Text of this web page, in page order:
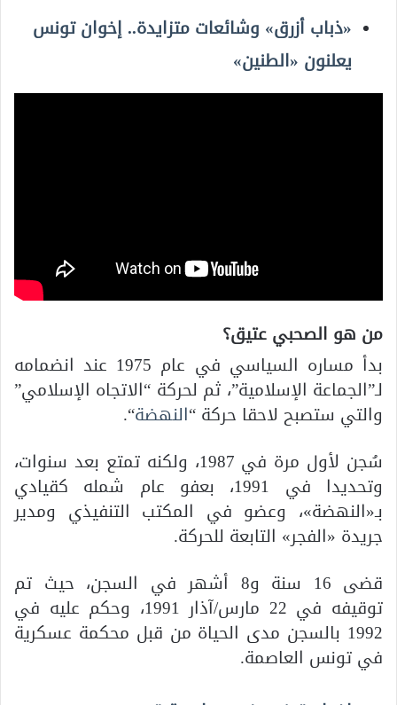
«ذباب أزرق» وشائعات متزايدة.. إخوان تونس
يعلنون «الطنين»
من هو الصحبي عتيق؟
بدأ مساره السياسي في عام 1975 عند انضمامه
لـ”الجماعة الإسلامية”، ثم لحركة “الاتجاه الإسلامي”
والتي ستصبح لاحقا حركة “النهضة“.
سُجن لأول مرة في 1987، ولكنه تمتع بعد سنوات،
وتحديدا في 1991، بعفو عام شمله كقيادي
بـ«النهضة»، وعضو في المكتب التنفيذي ومدير
جريدة «الفجر» التابعة للحركة.
قضى 16 سنة و8 أشهر في السجن، حيث تم
توقيفه في 22 مارس/آذار 1991، وحكم عليه في
1992 بالسجن مدى الحياة من قبل محكمة عسكرية
في تونس العاصمة.